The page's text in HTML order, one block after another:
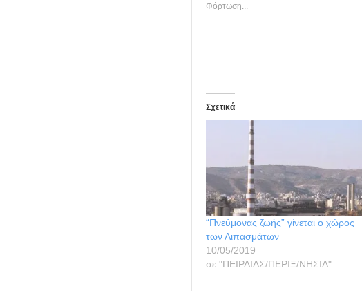
Φόρτωση...
Σχετικά
“Πνεύμονας ζωής” γίνεται ο χώρος
των Λιπασμάτων
10/05/2019
σε "ΠΕΙΡΑΙΑΣ/ΠΕΡΙΞ/ΝΗΣΙΑ"